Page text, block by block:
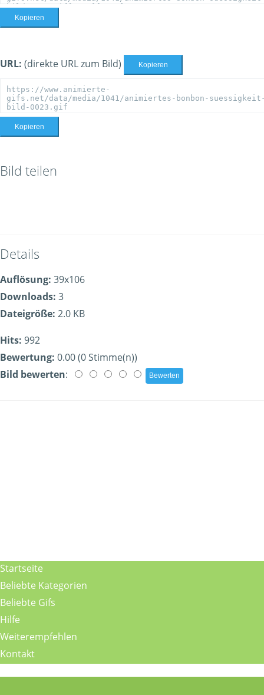
Kopieren
URL: (direkte URL zum Bild) Kopieren
Kopieren
Bild teilen
Details
Auflösung: 39x106
Downloads: 3
Dateigröße: 2.0 KB
Hits: 992
Bewertung: 0.00 (0 Stimme(n))
Bild bewerten:
Startseite
Beliebte Kategorien
Beliebte Gifs
Hilfe
Weiterempfehlen
Kontakt